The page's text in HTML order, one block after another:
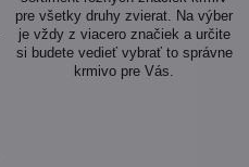
pre všetky druhy zvierat. Na výber
je vždy z viacero značiek a určite
si budete vedieť vybrať to správne
krmivo pre Vás.